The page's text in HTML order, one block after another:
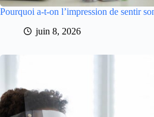
Pourquoi a-t-on l’impression de sentir
juin 8, 2026